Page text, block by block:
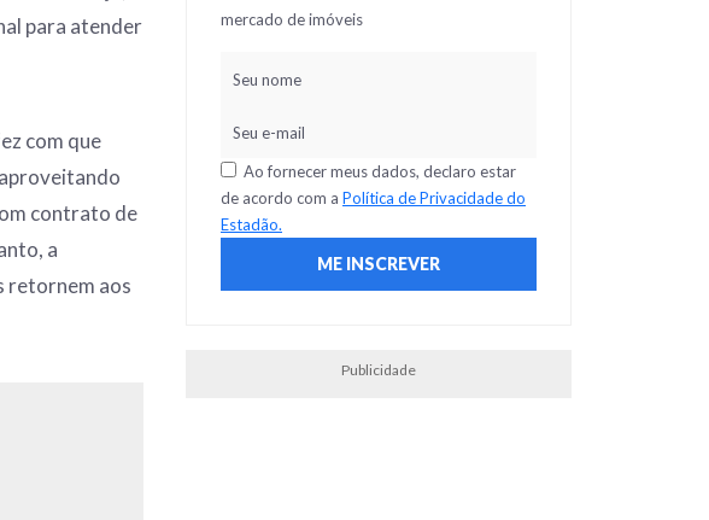
para atender
com que
contrato de
a
retornem aos
mercado de imóveis
Ao fornecer meus dados, declaro estar
de acordo com a Política de Privacidade do
Estadão.
Publicidade